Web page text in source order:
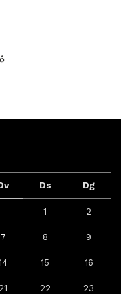
Ds Dg
1 2
7 8 9
15 16
22 23